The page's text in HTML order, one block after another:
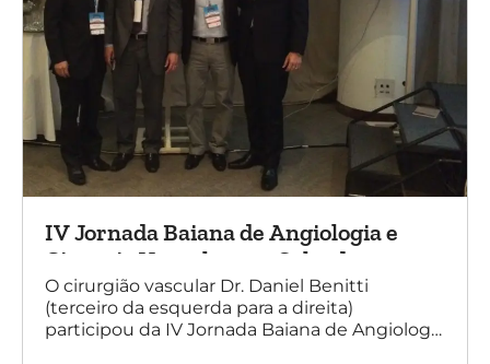
IV Jornada Baiana de Angiologia e
Cirurgia Vascular, em Salvador
O cirurgião vascular Dr. Daniel Benitti
(terceiro da esquerda para a direita)
participou da IV Jornada Baiana de Angiologia